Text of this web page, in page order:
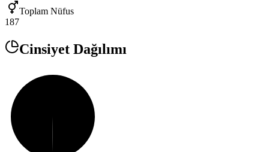
Toplam Nüfus
187
Cinsiyet Dağılımı